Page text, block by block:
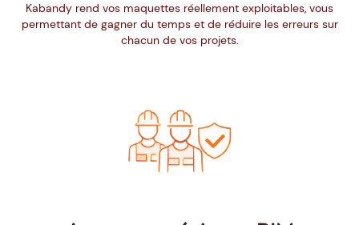
Kabandy rend vos maquettes réellement exploitables, vous
permettant de gagner du temps et de réduire les erreurs sur
chacun de vos projets.